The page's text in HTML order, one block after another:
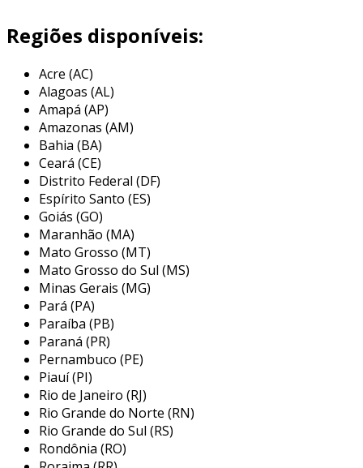
superfícies precisam ser tratadas para obter
um acabamento adequado.
esses fornecedores oferecem uma ampla gama
de produtos, incluindo lixas, discos abrasivos e
fitas de lixa, que podem ser utilizados em
diferentes máquinas e ferramentas. a qualidade
do revestimento abrasivo é fundamental, pois
diretamente impacta a eficiência do processo de
usinagem e o acabamento final das peças
produzidas.
principais aplicações do fornecedor
de revestimento abrasivo
os revestimentos abrasivos possuem uma
variedade de aplicações em setores industriais.
eles são essenciais para garantir que as
superfícies dos materiais sejam devidamente
tratadas, permitindo um acabamento de alta
qualidade. abaixo estão alguns dos principais
setores que utilizam esses materiais:
indústria metalúrgica:
Regiões disponíveis:
Acre (AC)
Alagoas (AL)
Amapá (AP)
Amazonas (AM)
Bahia (BA)
Ceará (CE)
Distrito Federal (DF)
Espírito Santo (ES)
Goiás (GO)
Maranhão (MA)
Mato Grosso (MT)
Mato Grosso do Sul (MS)
Minas Gerais (MG)
Pará (PA)
Paraíba (PB)
Paraná (PR)
Pernambuco (PE)
Piauí (PI)
Rio de Janeiro (RJ)
Rio Grande do Norte (RN)
Rio Grande do Sul (RS)
Rondônia (RO)